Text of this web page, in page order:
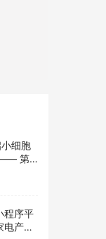
小细胞
办
程序平
电产